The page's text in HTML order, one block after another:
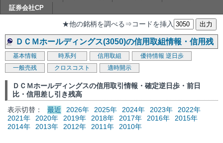
証券会社CP
★他の銘柄を調べる⇒コードを挿入
ＤＣＭホールディングス(3050)の信用取組情報・信用残
基本情報 時系列 信用取組 優待情報 逆日歩
一般売残
クロスコスト 適時開示
ＤＣＭホールディングスの信用取引情報・確定逆日歩・前日
比・信用差し引き残高
表示切替：
最近 2026年 2025年 2024年 2023年
2022年
2021年
2020年 2019年 2018年 2017年 2016年
2015年
2014年
2013年 2012年 2011年 2010年